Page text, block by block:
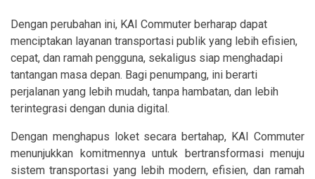
Dengan perubahan ini, KAI Commuter berharap dapat
menciptakan layanan transportasi publik yang lebih efisien,
cepat, dan ramah pengguna, sekaligus siap menghadapi
tantangan masa depan. Bagi penumpang, ini berarti
perjalanan yang lebih mudah, tanpa hambatan, dan lebih
terintegrasi dengan dunia digital.
Dengan menghapus loket secara bertahap, KAI Commuter
menunjukkan komitmennya untuk bertransformasi menuju
sistem transportasi yang lebih modern, efisien, dan ramah